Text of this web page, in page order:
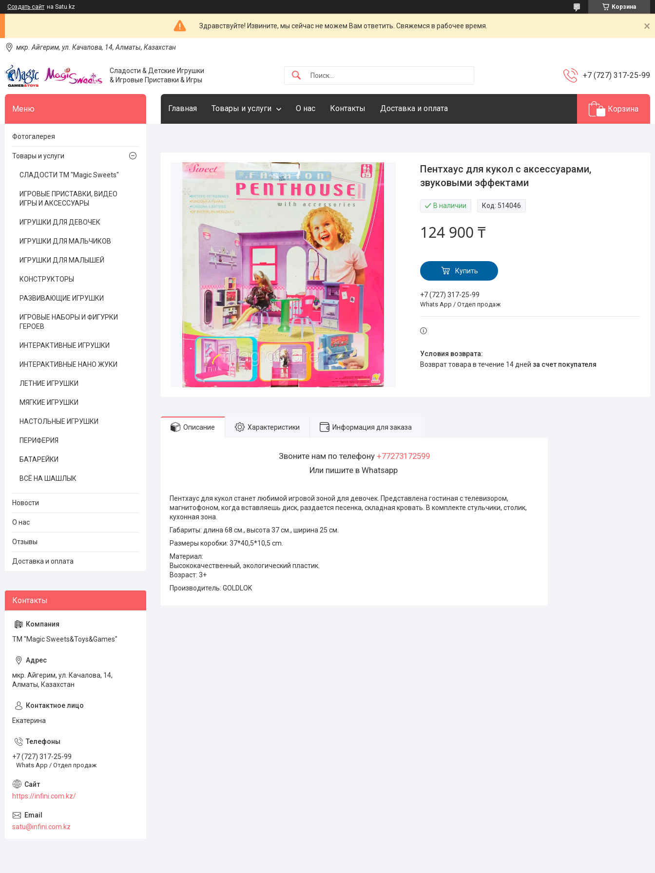
Создать сайт на Satu.kz Корзина
Здравствуйте! Извините, мы сейчас не можем Вам ответить. Свяжемся в рабочее время.
мкр. Айгерим, ул. Качалова, 14, Алматы, Казахстан
Сладости & Детские Игрушки
& Игровые Приставки & Игры
+7 (727) 317-25-99
Главная Товары и услуги О нас Контакты Доставка и оплата Корзина
Пентхаус для кукол c аксессуарами,
звуковыми эффектами
В наличии Код: 514046
124 900 ₸
Купить
+7 (727) 317-25-99
Whats App / Отдел продаж
возврат товара в течение 14 дней за счет покупателя
Описание Характеристики Информация для заказа
Звоните нам по телефону +77273172599
Или пишите в Whatsapp
Пентхаус для кукол станет любимой игровой зоной для девочек. Представлена гостиная с телевизором,
магнитофоном, когда вставляешь диск, раздается песенка, складная кровать. В комплекте стульчики, столик,
кухонная зона.
Габариты: длина 68 см., высота 37 см., ширина 25 см.
Размеры коробки: 37*40,5*10,5 cm.
Материал:
Высококачественный, экологический пластик.
Возраст: 3+
Производитель: GOLDLOK
Фотогалерея
Товары и услуги
СЛАДОСТИ ТМ "Magic Sweets"
ИГРОВЫЕ ПРИСТАВКИ, ВИДЕО
ИГРЫ И АКСЕССУАРЫ
ИГРУШКИ ДЛЯ ДЕВОЧЕК
ИГРУШКИ ДЛЯ МАЛЬЧИКОВ
ИГРУШКИ ДЛЯ МАЛЫШЕЙ
КОНСТРУКТОРЫ
РАЗВИВАЮЩИЕ ИГРУШКИ
ИГРОВЫЕ НАБОРЫ И ФИГУРКИ
ГЕРОЕВ
ИНТЕРАКТИВНЫЕ ИГРУШКИ
ИНТЕРАКТИВНЫЕ НАНО ЖУКИ
ЛЕТНИЕ ИГРУШКИ
МЯГКИЕ ИГРУШКИ
НАСТОЛЬНЫЕ ИГРУШКИ
ПЕРИФЕРИЯ
БАТАРЕЙКИ
ВСЁ НА ШАШЛЫК
Новости
О нас
Отзывы
Доставка и оплата
ТМ "Magic Sweets&Toys&Games"
мкр. Айгерим, ул. Качалова, 14,
Алматы, Казахстан
Екатерина
+7 (727) 317-25-99
Whats App / Отдел продаж
https://infini.com.kz/
satu@infini.com.kz